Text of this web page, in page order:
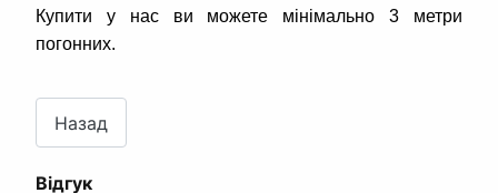
Купити у нас ви можете мінімально 3 метри
погонних.
Відгук